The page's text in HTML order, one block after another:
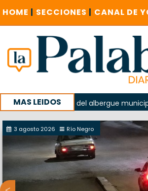
HOME | SECCIONES | CANAL DE
MAS LEIDOS
explosión del albergue municipal de
con un encuentro provincial en Roca
3 agosto 2026 Río Negro